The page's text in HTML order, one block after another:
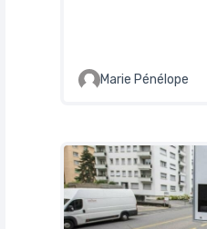
Marie Pénélope